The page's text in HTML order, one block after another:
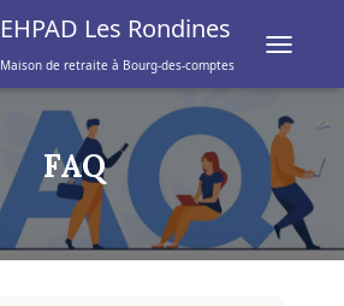
EHPAD Les Rondines
Maison de retraite à Bourg-des-comptes
FAQ